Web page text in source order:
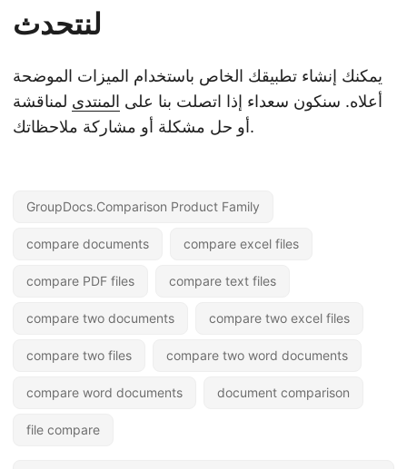
لنتحدث
يمكنك إنشاء تطبيقك الخاص باستخدام الميزات الموضحة
أعلاه. سنكون سعداء إذا اتصلت بنا على المنتدى لمناقشة
أو حل مشكلة أو مشاركة ملاحظاتك.
GroupDocs.Comparison Product Family
compare documents compare excel files
compare PDF files compare text files
compare two documents compare two excel files
compare two files compare two word documents
compare word documents document comparison
file compare